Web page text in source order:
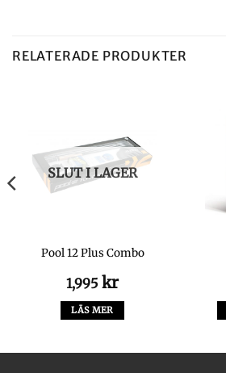
RELATERADE PRODUKTER
SLUT I LAGER
Pool 12 Plus Combo
1,995 kr
LÄS MER